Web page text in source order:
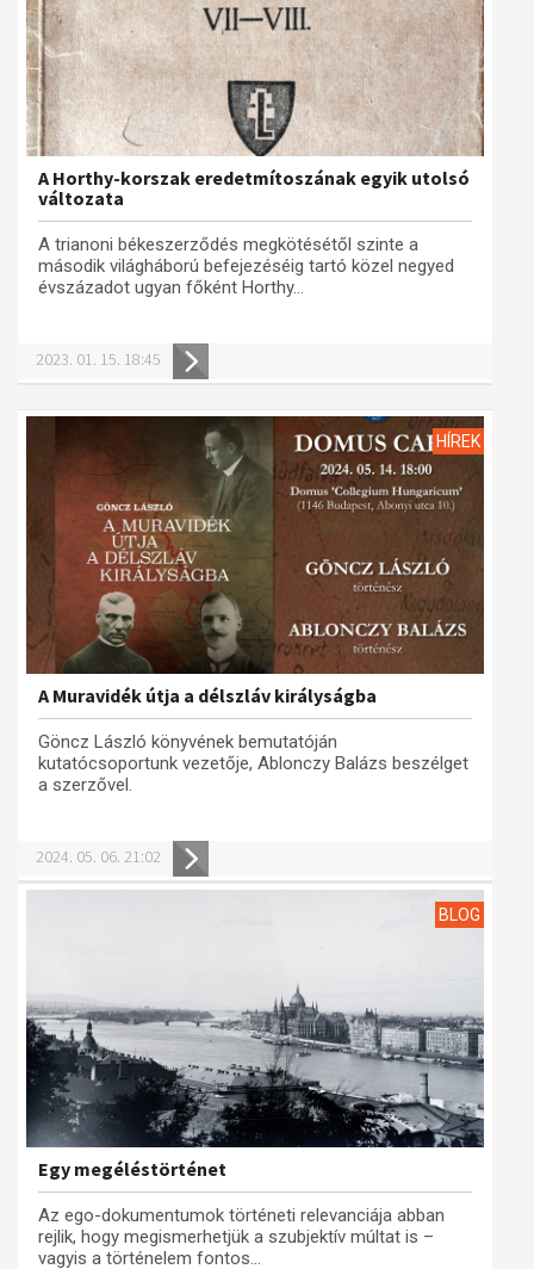
A Horthy-korszak eredetmítoszának egyik utolsó
változata
A trianoni békeszerződés megkötésétől szinte a
második világháború befejezéséig tartó közel negyed
évszázadot ugyan főként Horthy...
2023. 01. 15. 18:45
HÍREK
A Muravidék útja a délszláv királyságba
Göncz László könyvének bemutatóján
kutatócsoportunk vezetője, Ablonczy Balázs beszélget
a szerzővel.
2024. 05. 06. 21:02
BLOG
Egy megéléstörténet
Az ego-dokumentumok történeti relevanciája abban
rejlik, hogy megismerhetjük a szubjektív múltat is –
vagyis a történelem fontos...